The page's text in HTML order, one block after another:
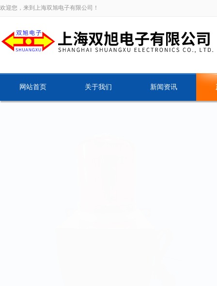
欢迎您，来到上海双旭电子有限公司！
网站首页 关于我们 新闻资讯